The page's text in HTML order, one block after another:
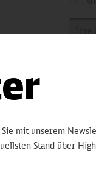
kann es passieren,
ist der
Reinigungsstick
mit unserem
Stand über